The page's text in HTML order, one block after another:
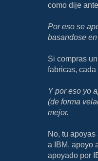
como dije
Por eso se
basandose
Si compras
fabricas,
Y por eso yo
(de forma
mejor.
No, tu
a IBM, apoyo
apoyado por